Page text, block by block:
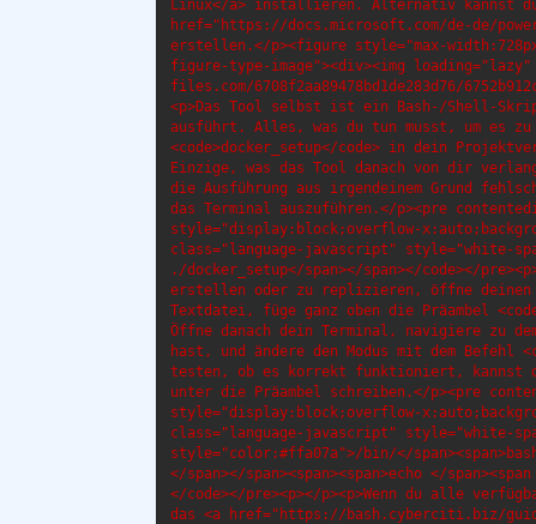
Linux</a> installieren. Alternativ kannst
href="https://docs.microsoft.com/de-de/
erstellen.</p><figure style="max-
figure-type-image"><div><img
files.com/6708f2aa89478bd1de283d76/
<p>Das Tool selbst ist ein Bash-/Shell-
ausführt. Alles, was du tun musst, um es
<code>docker_setup</code> in dein
Einzige, was das Tool danach von dir
die Ausführung aus irgendeinem Grund
das Terminal auszuführen.</p><pre
style="display:block;overflow-
class="language-javascript" style="white-
./docker_setup</span></span></code></
erstellen oder zu replizieren, öffne
Textdatei, füge ganz oben die Präambel
Öffne danach dein Terminal, navigiere zu
hast, und ändere den Modus mit dem Befehl
testen, ob es korrekt funktioniert, kannst
unter die Präambel schreiben.</p><pre
style="display:block;overflow-
class="language-javascript" style="white-
style="color:#ffa07a">/bin/</
</span></span><span><span>echo </
</code></pre><p>‍</p><p>Wenn du alle
das <a href="https://bash.cyberciti.biz/